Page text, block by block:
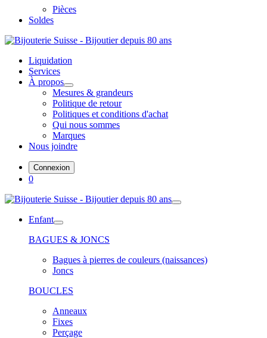
Pièces
Soldes
Liquidation
Services
À propos
Mesures & grandeurs
Politique de retour
Politiques et conditions d'achat
Qui nous sommes
Marques
Nous joindre
Connexion
0
Enfant
BAGUES & JONCS
Bagues à pierres de couleurs (naissances)
Joncs
BOUCLES
Anneaux
Fixes
Perçage